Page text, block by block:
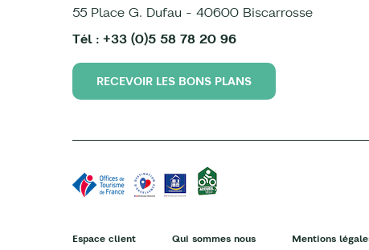
55 Place G. Dufau - 40600 Biscarrosse
Tél : +33 (0)5 58 78 20 96
RECEVOIR LES BONS PLANS
Espace client Qui sommes nous Mentions